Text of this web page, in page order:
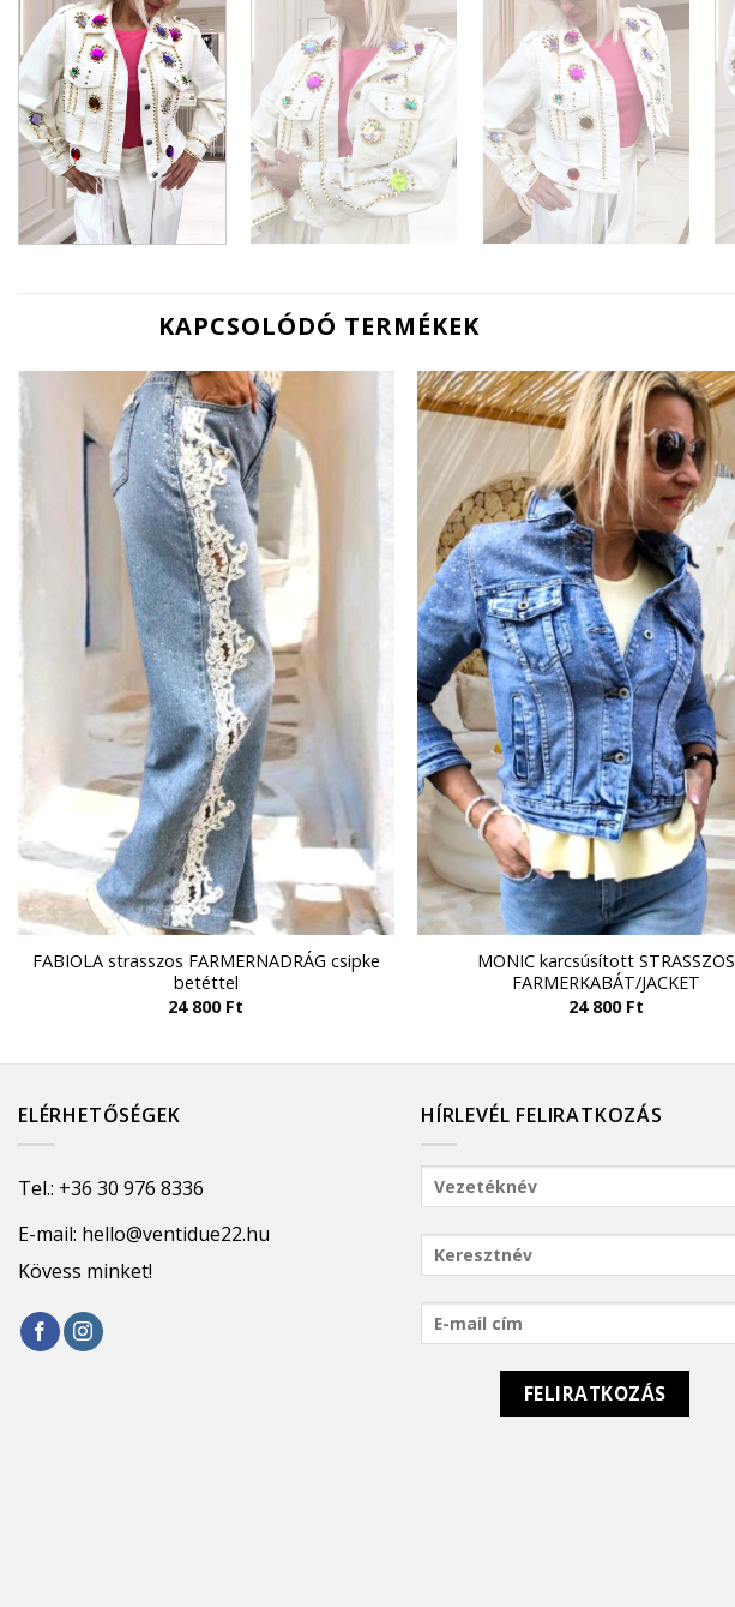
KAPCSOLÓDÓ TERMÉKEK
FABIOLA strasszos FARMERNADRÁG csipke
betéttel
24 800 Ft
MONIC karcsúsított STRASSZOS
FARMERKABÁT/JACKET
24 800 Ft
ELÉRHETŐSÉGEK
Tel.: +36 30 976 8336
E-mail: hello@ventidue22.hu
Kövess minket!
HÍRLEVÉL FELIRATKOZÁS